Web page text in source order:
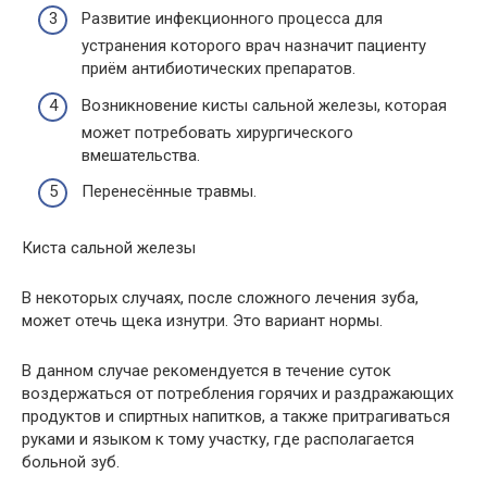
Развитие инфекционного процесса для
устранения которого врач назначит пациенту
приём антибиотических препаратов.
Возникновение кисты сальной железы, которая
может потребовать хирургического
вмешательства.
Перенесённые травмы.
Киста сальной железы
В некоторых случаях, после сложного лечения зуба,
может отечь щека изнутри. Это вариант нормы.
В данном случае рекомендуется в течение суток
воздержаться от потребления горячих и раздражающих
продуктов и спиртных напитков, а также притрагиваться
руками и языком к тому участку, где располагается
больной зуб.